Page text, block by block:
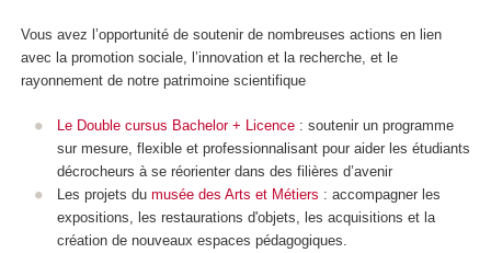
Vous avez l’opportunité de soutenir de nombreuses actions en lien
avec la promotion sociale, l’innovation et la recherche, et le
rayonnement de notre patrimoine scientifique
Le Double cursus Bachelor + Licence: soutenir un programme
sur mesure, flexible et professionnalisant pour aider les étudiants
décrocheurs à se réorienter dans des filières d’avenir
Les projets du musée des Arts et Métiers : accompagner les
expositions, les restaurations d'objets, les acquisitions et la
création de nouveaux espaces pédagogiques.